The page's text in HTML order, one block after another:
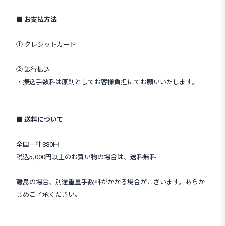
■ お支払方法
① クレジットカード
② 銀行振込
・振込手数料は原則としてお客様負担にてお願いいたします。
■ 送料について
全国一律880円
税込5,000円以上のお買い物の場合は、送料無料
離島の場合、別途重量手数料がかかる場合がこざいます。あらか
じめご了承ください。